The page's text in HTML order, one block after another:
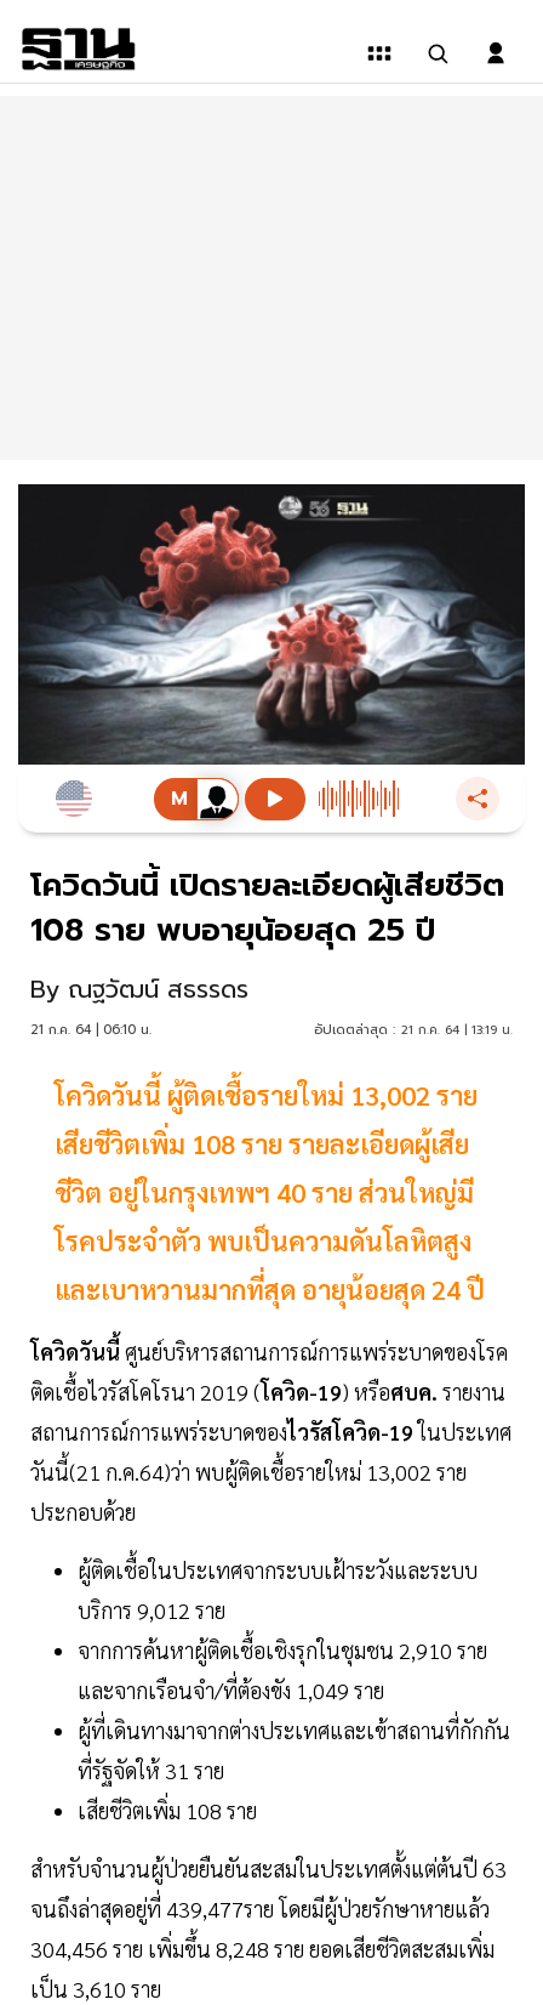
โควิดวันนี้ เปิดรายละเอียดผู้เสียชีวิต
108 ราย พบอายุน้อยสุด 25 ปี
By ณฐวัฒน์ สธรรดร
21 ก.ค. 64 | 06:10 น. อัปเดตล่าสุด : 21 ก.ค. 64 | 13:19 น.
โควิดวันนี้ ผู้ติดเชื้อรายใหม่ 13,002 ราย
เสียชีวิตเพิ่ม 108 ราย รายละเอียดผู้เสีย
ชีวิต อยู่ในกรุงเทพฯ 40 ราย ส่วนใหญ่มี
โรคประจำตัว พบเป็นความดันโลหิตสูง
และเบาหวานมากที่สุด อายุน้อยสุด 24 ปี
โควิดวันนี้ ศูนย์บริหารสถานการณ์การแพร่ระบาดของโรค
ติดเชื้อไวรัสโคโรนา 2019 (โควิด-19) หรือศบค. รายงาน
สถานการณ์การแพร่ระบาดของไวรัสโควิด-19ในประเทศ
วันนี้(21 ก.ค.64)ว่า พบผู้ติดเชื้อรายใหม่ 13,002 ราย
ประกอบด้วย
ผู้ติดเชื้อในประเทศจากระบบเฝ้าระวังและระบบ
บริการ 9,012 ราย
จากการค้นหาผู้ติดเชื้อเชิงรุกในชุมชน 2,910 ราย
และจากเรือนจำ/ที่ต้องขัง 1,049 ราย
ผู้ที่เดินทางมาจากต่างประเทศและเข้าสถานที่กักกัน
ที่รัฐจัดให้ 31 ราย
เสียชีวิตเพิ่ม 108 ราย
สำหรับจำนวนผู้ป่วยยืนยันสะสมในประเทศตั้งแต่ต้นปี 63
จนถึงล่าสุดอยู่ที่ 439,477ราย โดยมีผู้ป่วยรักษาหายแล้ว
304,456 ราย เพิ่มขึ้น 8,248 ราย ยอดเสียชีวิตสะสมเพิ่ม
เป็น 3,610 ราย